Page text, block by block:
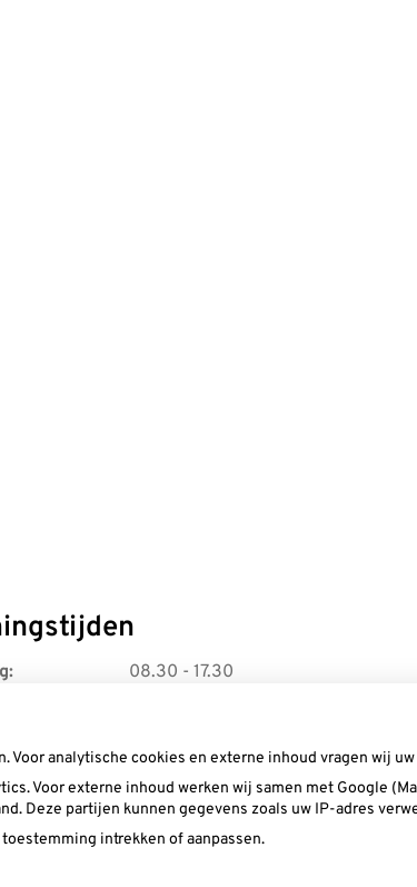
08.30 - 17.30
08.30 - 17.30
08.30 - 16.00
analytische cookies en externe inhoud vragen wij
Voor externe inhoud werken wij samen met Google
Deze partijen kunnen gegevens zoals uw IP-adres
intrekken of aanpassen.